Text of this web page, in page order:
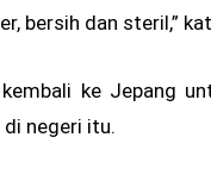
bersih dan steril,”
ke Jepang
negeri itu.